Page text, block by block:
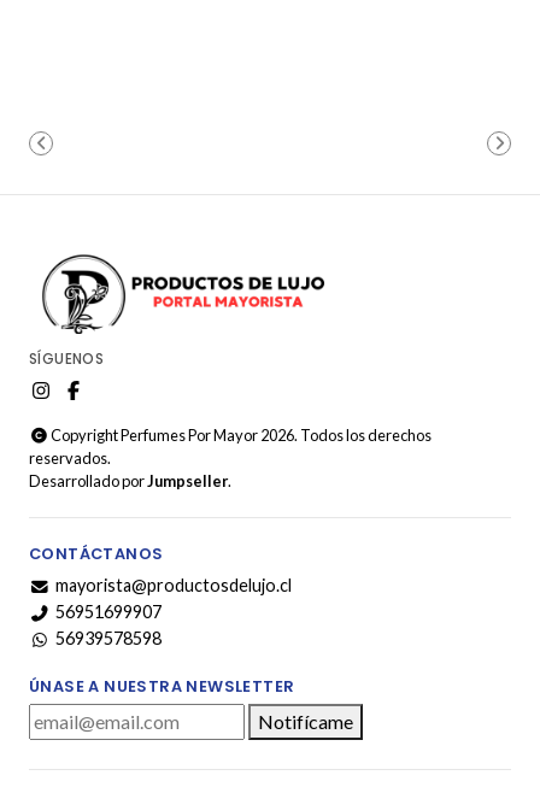
SÍGUENOS
Copyright Perfumes Por Mayor 2026. Todos los derechos
reservados.
Desarrollado porJumpseller.
CONTÁCTANOS
mayorista@productosdelujo.cl
56951699907
56939578598
ÚNASE A NUESTRA NEWSLETTER
Notifícame